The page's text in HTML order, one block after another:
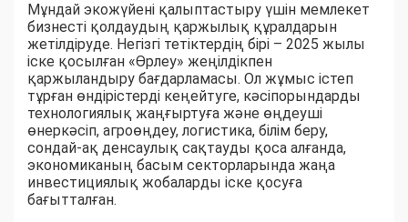
Мұндай экожүйені қалыптастыру үшін мемлекет
бизнесті қолдаудың қаржылық құралдарын
жетілдіруде. Негізгі тетіктердің бірі – 2025 жылы
іске қосылған «Өрлеу» жеңілдікпен
қаржыландыру бағдарламасы. Ол жұмыс істеп
тұрған өндірістерді кеңейтуге, кәсіпорындарды
технологиялық жаңғыртуға және өңдеуші
өнеркәсіп, агроөңдеу, логистика, білім беру,
сондай-ақ денсаулық сақтауды қоса алғанда,
экономиканың басым секторларында жаңа
инвестициялық жобаларды іске қосуға
бағытталған.